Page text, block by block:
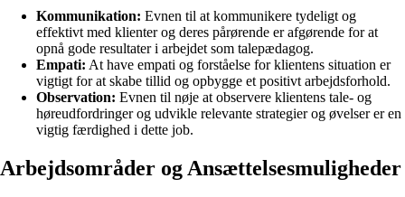
Kommunikation: Evnen til at kommunikere tydeligt og
effektivt med klienter og deres pårørende er afgørende for at
opnå gode resultater i arbejdet som talepædagog.
Empati: At have empati og forståelse for klientens situation er
vigtigt for at skabe tillid og opbygge et positivt arbejdsforhold.
Observation: Evnen til nøje at observere klientens tale- og
høreudfordringer og udvikle relevante strategier og øvelser er en
vigtig færdighed i dette job.
Arbejdsområder og Ansættelsesmuligheder